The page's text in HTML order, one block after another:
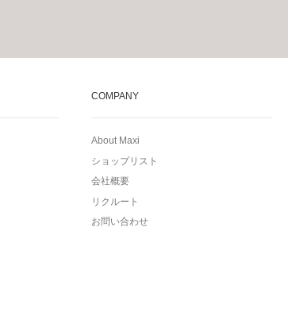
COMPANY
About Maxi
ショップリスト
会社概要
リクルート
お問い合わせ